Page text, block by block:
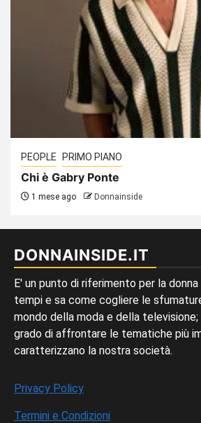
PEOPLE PRIMO PIANO
Chi è Gabry Ponte
1 mese ago Donnainside
DONNAINSIDE.IT
E' un punto di riferimento per la
tempi e sa come cogliere le
mondo della moda e della
grado di affrontare le tematiche più
caratterizzano la nostra società.
Privacy Policy
Termini e Condizioni